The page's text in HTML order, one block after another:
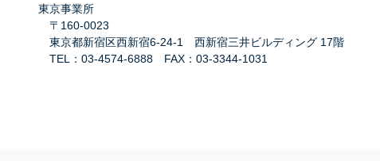
東京事業所
〒160-0023
東京都新宿区西新宿6-24-1 西新宿三井ビルディング 17階
TEL：03-4574-6888 FAX：03-3344-1031